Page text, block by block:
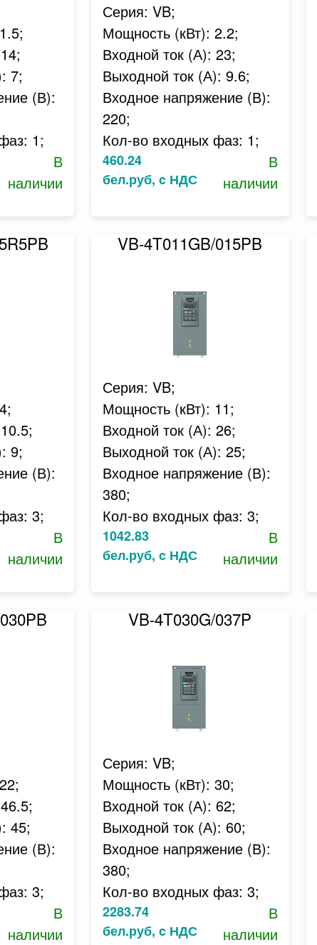
7;
(В):
1;
В
наличии
Серия: VB;
Мощность (кВт): 2.2;
Входной ток (А): 23;
Выходной ток (А): 9.6;
Входное напряжение (В):
220;
Кол-во входных фаз: 1;
460.24
бел.руб, c НДС
В
наличии
9;
(В):
3;
В
наличии
VB-4T011GB/015PB
Серия: VB;
Мощность (кВт): 11;
Входной ток (А): 26;
Выходной ток (А): 25;
Входное напряжение (В):
380;
Кол-во входных фаз: 3;
1042.83
бел.руб, c НДС
В
наличии
45;
(В):
3;
В
наличии
VB-4T030G/037P
Серия: VB;
Мощность (кВт): 30;
Входной ток (А): 62;
Выходной ток (А): 60;
Входное напряжение (В):
380;
Кол-во входных фаз: 3;
2283.74
бел.руб, c НДС
В
наличии